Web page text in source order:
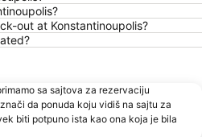
Lefkas - Town
Paralies Kassiopis
Mikri Ammos
Alykes Potamou
Acharavi
out at Konstantinoupolis?
sa sajtova za rezervaciju
da ponuda koju vidiš na sajtu za
biti potpuno ista kao ona koja je bila